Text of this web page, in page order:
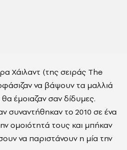
Χάιλαντ (της σειράς The
να βάψουν τα μαλλιά
έμοιαζαν σαν δίδυμες.
συναντήθηκαν το 2010 σε ένα
ομοιότητά τους και μπήκαν
να παριστάνουν η μία την